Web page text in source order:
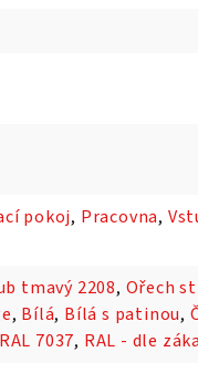
pokoj, Pracovna,
tmavý 2208, Ořech
, Bílá, Bílá s patinou,
7037, RAL - dle